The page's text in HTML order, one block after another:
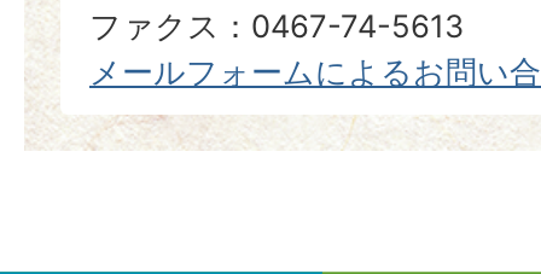
ファクス：0467-74-5613
メールフォームによるお問い